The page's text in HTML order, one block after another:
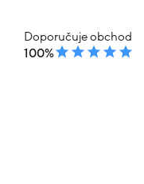
Doporučuje obchod
100%